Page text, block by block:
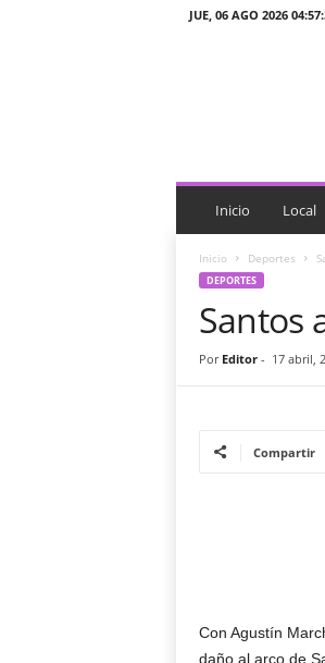
JUE, 06 AGO 2026
c
a
Inicio Local
Inicio Deportes
DEPORTES
Santos
Por Editor- 17 abril,
Compartir
Con Agustín
daño al arco de